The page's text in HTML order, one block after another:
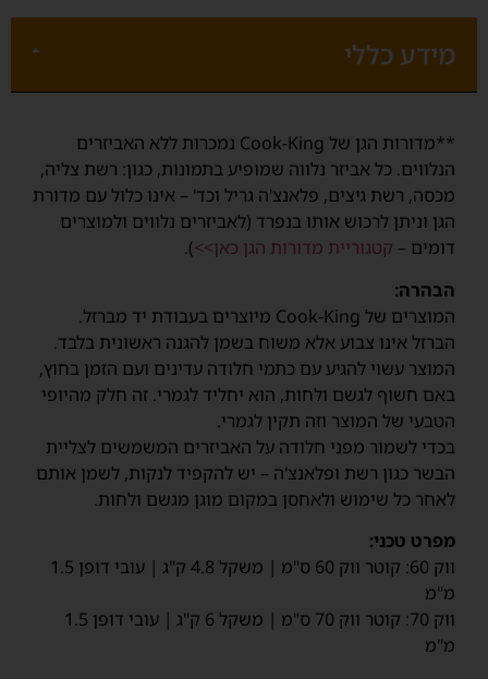
מידע כללי
**מדורות הגן של Cook-King נמכרות ללא האביזרים
הנלווים. כל אביזר נלווה שמופיע בתמונות, כגון: רשת צליה,
מכסה, רשת גיצים, פלאנצ'ה גריל וכד' – אינו כלול עם מדורת
הגן וניתן לרכוש אותו בנפרד (לאביזרים נלווים ולמוצרים
דומים – קטגוריית מדורות הגן כאן>>).
הבהרה:
המוצרים של Cook-King מיוצרים בעבודת יד מברזל.
הברזל אינו צבוע אלא משוח בשמן להגנה ראשונית בלבד.
המוצר עשוי להגיע עם כתמי חלודה עדינים ועם הזמן בחוץ,
באם חשוף לגשם ולחות, הוא יחליד לגמרי. זה חלק מהיופי
הטבעי של המוצר וזה תקין לגמרי.
בכדי לשמור מפני חלודה על האביזרים המשמשים לצליית
הבשר כגון רשת ופלאנצ'ה – יש להקפיד לנקות, לשמן אותם
לאחר כל שימוש ולאחסן במקום מוגן מגשם ולחות.
מפרט טכני:
ווק 60: קוטר ווק 60 ס"מ | משקל 4.8 ק"ג | עובי דופן 1.5
מ"מ
ווק 70: קוטר ווק 70 ס"מ | משקל 6 ק"ג | עובי דופן 1.5
מ"מ